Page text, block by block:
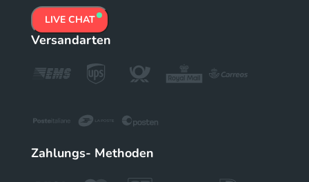
LIVE CHAT
Versandarten
Zahlungs- Methoden